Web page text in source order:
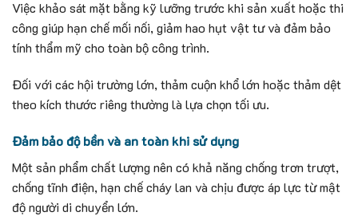
Việc khảo sát mặt bằng kỹ lưỡng trước khi sản xuất hoặc thi
công giúp hạn chế mối nối, giảm hao hụt vật tư và đảm bảo
tính thẩm mỹ cho toàn bộ công trình.
Đối với các hội trường lớn, thảm cuộn khổ lớn hoặc thảm dệt
theo kích thước riêng thường là lựa chọn tối ưu.
Đảm bảo độ bền và an toàn khi sử dụng
Một sản phẩm chất lượng nên có khả năng chống trơn trượt,
chống tĩnh điện, hạn chế cháy lan và chịu được áp lực từ mật
độ người di chuyển lớn.